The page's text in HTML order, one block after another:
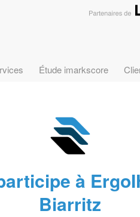
Étude imarkscore
à
Biarritz